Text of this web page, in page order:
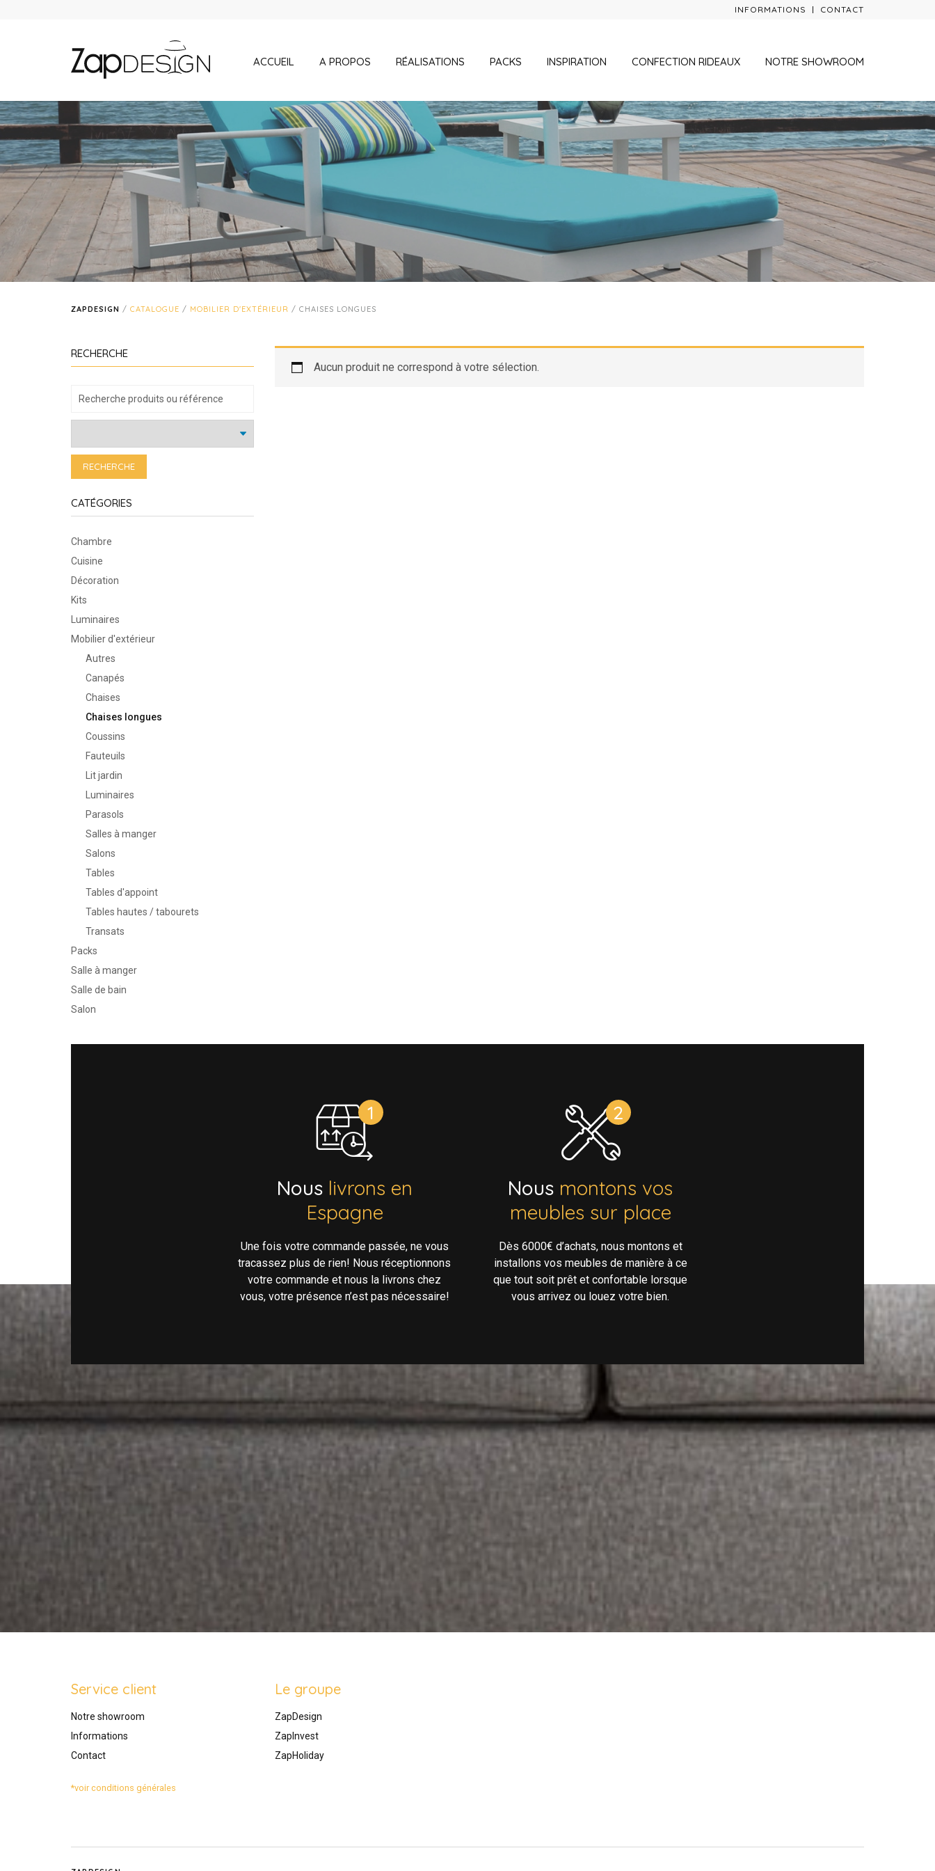
INFORMATIONS CONTACT
ACCUEIL A PROPOS RÉALISATIONS PACKS INSPIRATION CONFECTION RIDEAUX NOTRE SHOWROOM
ZAPDESIGN / CATALOGUE / MOBILIER D'EXTÉRIEUR / CHAISES LONGUES
RECHERCHE
RECHERCHE
CATÉGORIES
Chambre
Cuisine
Décoration
Kits
Luminaires
Mobilier d'extérieur
Autres
Canapés
Chaises
Chaises longues
Coussins
Fauteuils
Lit jardin
Luminaires
Parasols
Salles à manger
Salons
Tables
Tables d'appoint
Tables hautes / tabourets
Transats
Packs
Salle à manger
Salle de bain
Salon
Aucun produit ne correspond à votre sélection.
Nous livrons en
Espagne
Une fois votre commande passée, ne vous
tracassez plus de rien! Nous réceptionnons
votre commande et nous la livrons chez
vous, votre présence n’est pas nécessaire!
Nous montons vos
meubles sur place
Dès 6000€ d’achats, nous montons et
installons vos meubles de manière à ce
que tout soit prêt et confortable lorsque
vous arrivez ou louez votre bien.
Service client
Notre showroom
Informations
Contact
Le groupe
ZapDesign
ZapInvest
ZapHoliday
*voir conditions générales